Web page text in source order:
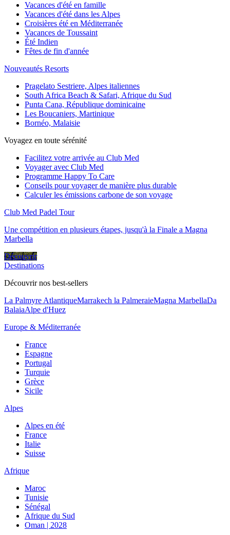
Vacances d'été en famille
Vacances d'été dans les Alpes
Croisières été en Méditerranée
Vacances de Toussaint
Été Indien
Fêtes de fin d'année
Nouveautés Resorts
Pragelato Sestriere, Alpes italiennes
South Africa Beach & Safari, Afrique du Sud
Punta Cana, République dominicaine
Les Boucaniers, Martinique
Bornéo, Malaisie
Voyagez en toute sérénité
Facilitez votre arrivée au Club Med
Voyager avec Club Med
Programme Happy To Care
Conseils pour voyager de manière plus durable
Calculer les émissions carbone de son voyage
Club Med Padel Tour
Une compétition en plusieurs étapes, jusqu'à la Finale a Magna
Marbella
Découvrir
Destinations
Découvrir nos best-sellers
La Palmyre AtlantiqueMarrakech la PalmeraieMagna MarbellaDa
BalaiaAlpe d'Huez
Europe & Méditerranée
France
Espagne
Portugal
Turquie
Grèce
Sicile
Alpes
Alpes en été
France
Italie
Suisse
Afrique
Maroc
Tunisie
Sénégal
Afrique du Sud
Oman | 2028